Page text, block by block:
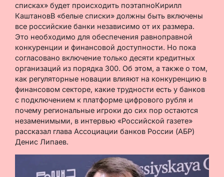
списках» будет происходить поэтапноКирилл
КаштановВ «белые списки» должны быть включены
все российские банки независимо от их размера.
Это необходимо для обеспечения равноправной
конкуренции и финансовой доступности. Но пока
согласовано включение только десяти кредитных
организаций из порядка 300. Об этом, а также о том,
как регуляторные новации влияют на конкуренцию в
финансовом секторе, какие трудности есть у банков
с подключением к платформе цифрового рубля и
почему региональные игроки до сих пор остаются
незаменимыми, в интервью «Российской газете»
рассказал глава Ассоциации банков России (АБР)
Денис Липаев.